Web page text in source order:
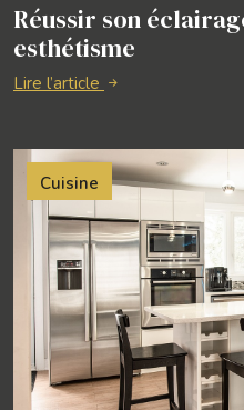
Réussir son
esthétisme
Lire l’article
Cuisine